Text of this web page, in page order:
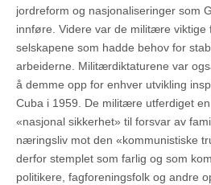
jordreform og nasjonaliseringer som
innføre. Videre var de militære viktige
selskapene som hadde behov for
arbeiderne. Militærdiktaturene var
å demme opp for enhver utvikling
Cuba i 1959. De militære utferdiget
«nasjonal sikkerhet» til forsvar av
næringsliv mot den «kommunistiske
derfor stemplet som farlig og som
politikere, fagforeningsfolk og andre